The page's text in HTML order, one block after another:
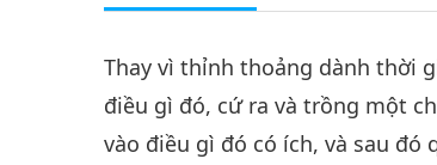
Thay vì thỉnh thoảng dành thời
điều gì đó, cứ ra và trồng một
vào điều gì đó có ích, và sau đó